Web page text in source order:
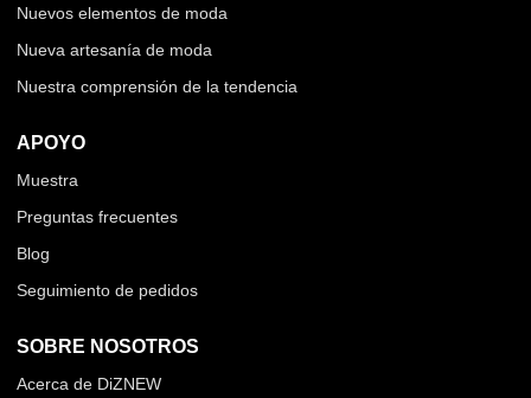
Nuevos elementos de moda
Nueva artesanía de moda
Nuestra comprensión de la tendencia
APOYO
Muestra
Preguntas frecuentes
Blog
Seguimiento de pedidos
SOBRE NOSOTROS
Acerca de DiZNEW